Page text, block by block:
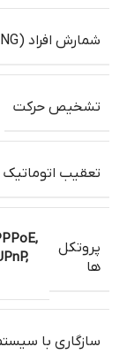
شمارش افراد (PEOPLE COUNTING)
تشخیص حرکت
تعقیب اتوماتیک
پروتکل
ها
سازگاری با